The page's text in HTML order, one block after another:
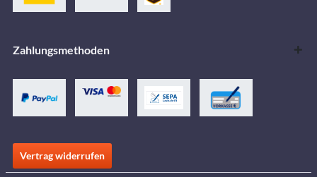
Zahlungsmethoden
Vertrag widerrufen